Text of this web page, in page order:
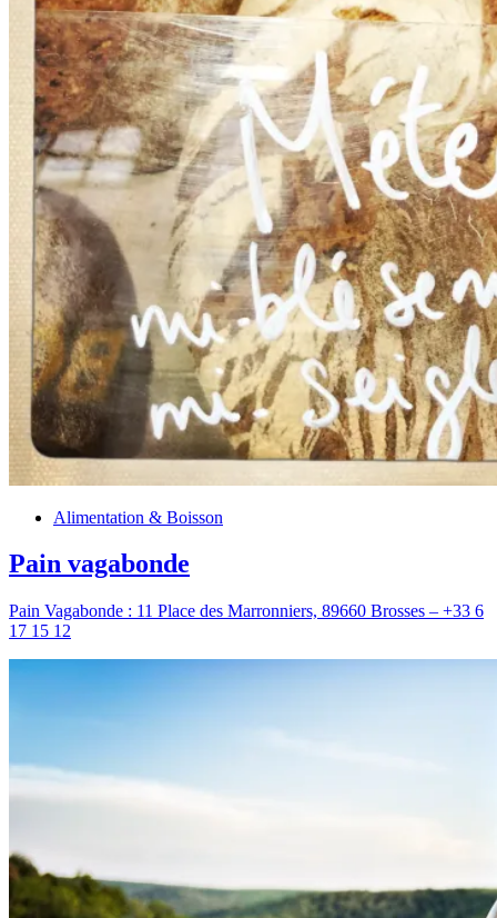
Alimentation & Boisson
Pain vagabonde
Pain Vagabonde : 11 Place des Marronniers, 89660 Brosses – +33 6
17 15 12